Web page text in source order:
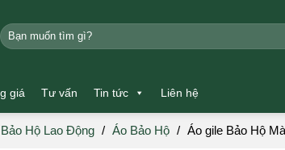
Tìm
kiếm:
giá Tư vấn Tin tức Liên hệ
Hộ Lao Động / Áo Bảo Hộ / Áo gile Bảo Hộ